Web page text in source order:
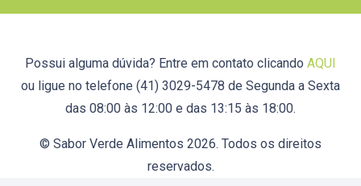
Possui alguma dúvida? Entre em contato clicando AQUI
ou ligue no telefone (41) 3029-5478 de Segunda a Sexta
das 08:00 às 12:00 e das 13:15 às 18:00.
© Sabor Verde Alimentos 2026. Todos os direitos
reservados.